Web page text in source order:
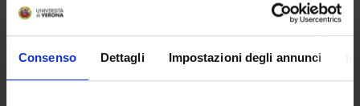
Consenso Dettagli Impostazioni degli annunci
direttamente legate alla presenza del Festival, per stimare
l’impatto economico diretto che l’evento produce sul
I risultati arricchiranno le conoscenze scientifiche, fornendo
importanti contributi e sviluppando un metodo replicabile